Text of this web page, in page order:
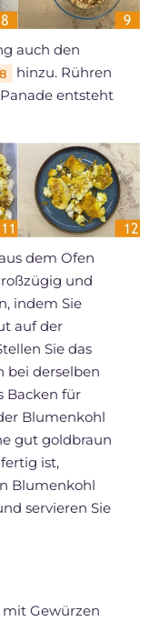
auch den
8
hinzu. Rühren
entsteht
dem Ofen
und
indem Sie
auf der
Sie das
bei derselben
Backen für
Blumenkohl
gut goldbraun
ist,
Blumenkohl
servieren Sie
Gewürzen